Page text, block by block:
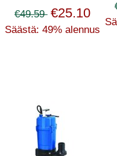
€49.59 €25.10
Säästä: 49% alennus